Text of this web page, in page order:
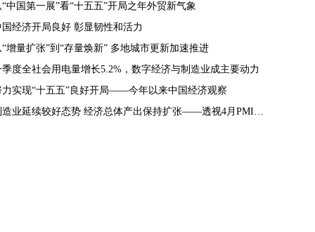
“中国第一展”看“十五五”开局之年外贸新气象
国经济开局良好 彰显韧性和活力
“增量扩张”到“存量焕新” 多地城市更新加速推进
季度全社会用电量增长5.2%，数字经济与制造业成主要动力
力实现“十五五”良好开局——今年以来中国经济观察
制造业延续较好态势 经济总体产出保持扩张——透视4月PMI数据